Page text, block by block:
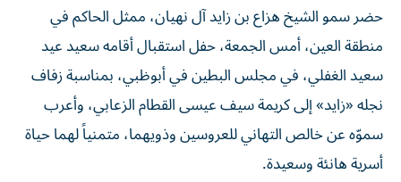
حضر سمو الشيخ هزاع بن زايد آل نهيان، ممثل الحاكم في
منطقة العين، أمس الجمعة، حفل استقبال أقامه سعيد عيد
سعيد الغفلي، في مجلس البطين في أبوظبي، بمناسبة زفاف
نجله «زايد» إلى كريمة سيف عيسى القطام الزعابي، وأعرب
سموّه عن خالص التهاني للعروسين وذويهما، متمنياً لهما حياة
أسرية هانئة وسعيدة.